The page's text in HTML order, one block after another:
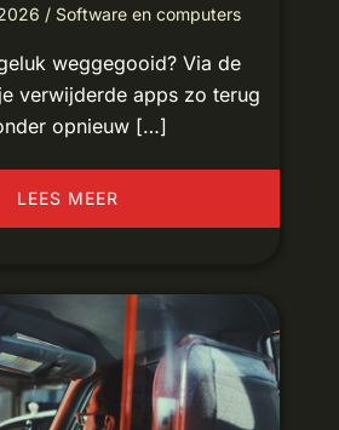
/ Software en computers
weggegooid? Via de
verwijderde apps zo terug
opnieuw […]
LEES MEER